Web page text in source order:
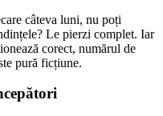
câteva luni, nu poți
Le pierzi complet. Iar
corect, numărul de
pură ficțiune.